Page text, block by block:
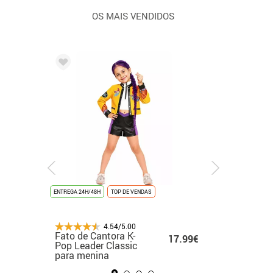
ENTREGA 24H/48H NOVIDADE
4.54/5.00
Fato de formatura
infantil banhado a 13.50€ Fato de formatura
dourado para adulto
OS MAIS VENDIDOS
ENTREGA 24H/48H TOP DE VENDAS
4.54/5.00
Fato de Cantora K-
Pop Leader Classic
para menina
17.99€
ENTREGA
Fato
ENTREGA 24H/48H
Fato de anjo para
crianças